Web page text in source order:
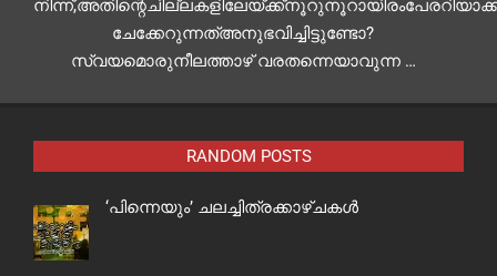
ചേക്കേറുന്നത്അനുഭവിച്ചിട്ടുണ്ടോ?
സ്വയമൊരുനീലത്താഴ് വരതന്നെയാവുന്ന …
RANDOM POSTS
‘പിന്നെയും’ ചലച്ചിത്രക്കാഴ്ചകള്‍